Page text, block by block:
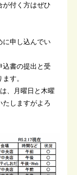
が付く方はぜひ
に申し込んでい
込書の提出と受
す。
、月曜日と木曜
たしますがよろ